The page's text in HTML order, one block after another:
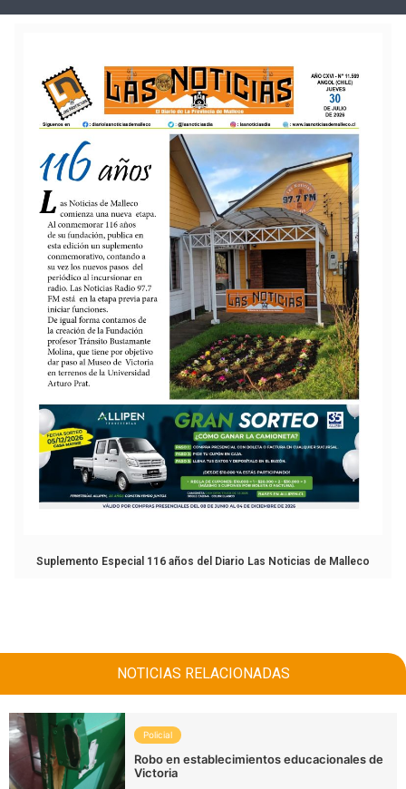
Suplemento Especial 116 años del Diario Las Noticias de Malleco
NOTICIAS RELACIONADAS
Policial
Robo en establecimientos educacionales de
Victoria